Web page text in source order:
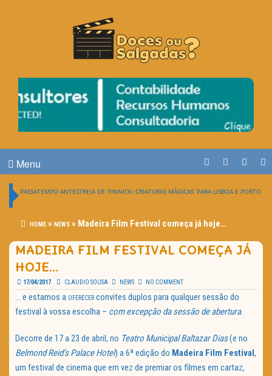
Menu
PASSATEMPO ANTESTREIA DE ‘FINNICK: CRIATURAS MÁGICAS’ PARA LISBOA E PORTO
HOME » NEWS » Madeira Film Festival começa já hoje…
MADEIRA FILM FESTIVAL COMEÇA JÁ
HOJE…
17/04/2017 CLAUDIO SOUSA NEWS NO COMMENT
… e estamos a OFERECER convites duplos para qualquer sessão do
festival à vossa escolha – com excepção da sessão de abertura.
Decorre de 17 a 23 de abril, no Teatro Municipal Baltazar Dias(e no
Belmond Reid’s Palace Hotel) a 6ª edição do Madeira Film Festival,
um festival de cinema que em vez de premiar os filmes em cartaz,